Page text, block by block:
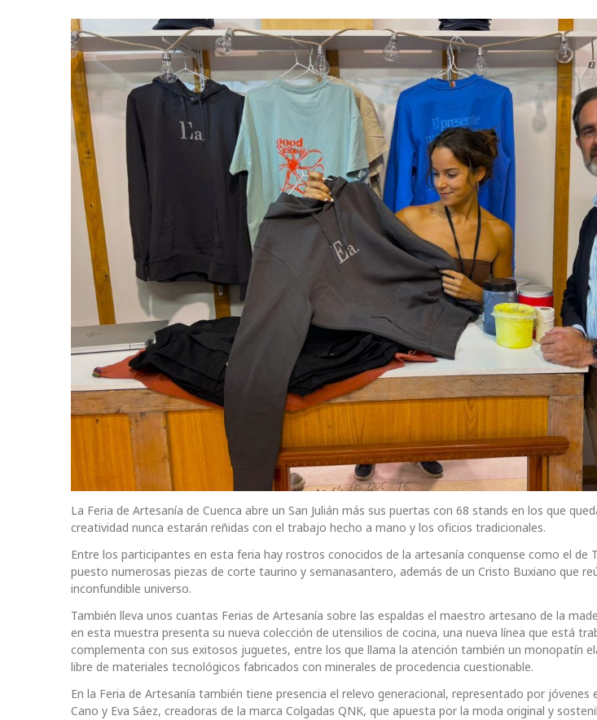
La Feria de Artesanía de Cuenca abre un San Julián más sus puertas con 68 stands en los que
creatividad nunca estarán reñidas con el trabajo hecho a mano y los oficios tradicionales.
Entre los participantes en esta feria hay rostros conocidos de la artesanía conquense como el de
puesto numerosas piezas de corte taurino y semanasantero, además de un Cristo Buxiano que
inconfundible universo.
También lleva unos cuantas Ferias de Artesanía sobre las espaldas el maestro artesano de la
en esta muestra presenta su nueva colección de utensilios de cocina, una nueva línea que está
complementa con sus exitosos juguetes, entre los que llama la atención también un monopatín
libre de materiales tecnológicos fabricados con minerales de procedencia cuestionable.
En la Feria de Artesanía también tiene presencia el relevo generacional, representado por jóvenes
Cano y Eva Sáez, creadoras de la marca Colgadas QNK, que apuesta por la moda original y